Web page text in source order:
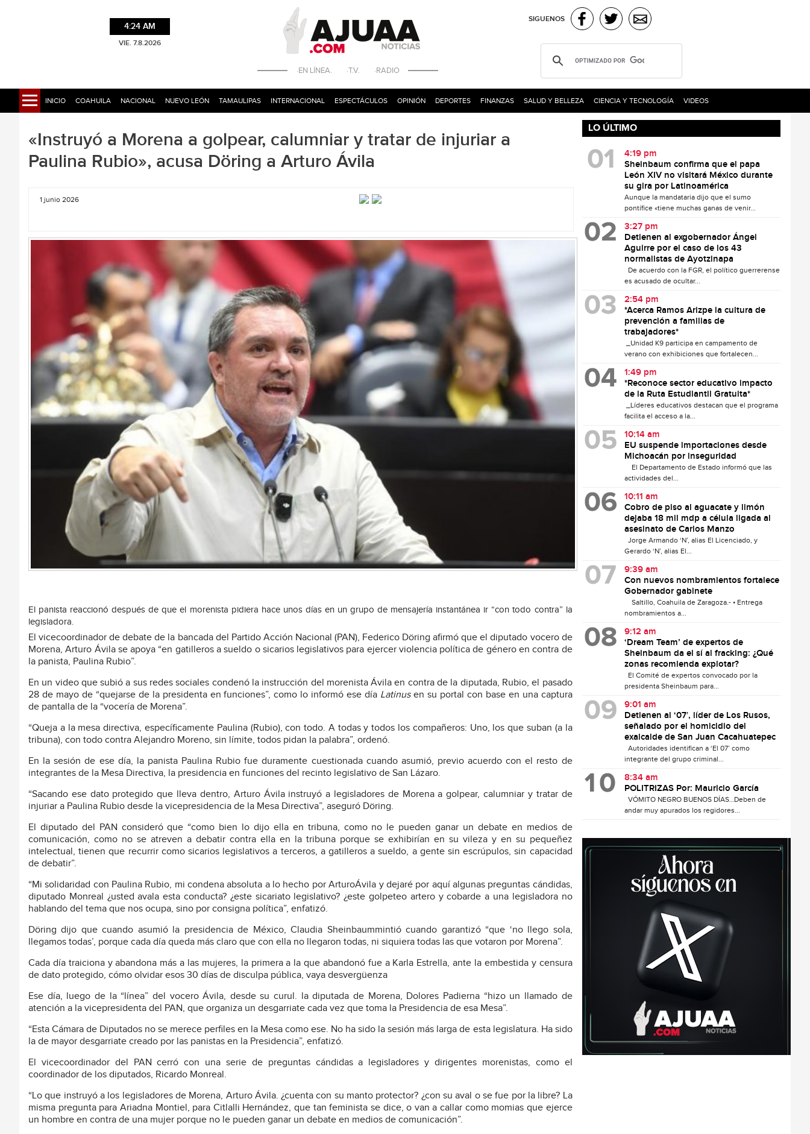
4:24 AM
VIE. 7.8.2026
·EN LÍNEA. ·T.V. ·RADIO
SIGUENOS
INICIO COAHUILA NACIONAL NUEVO LEÓN TAMAULIPAS INTERNACIONAL ESPECTÁCULOS OPINIÓN DEPORTES FINANZAS SALUD Y BELLEZA CIENCIA Y TECNOLOGÍA VIDEOS
«Instruyó a Morena a golpear, calumniar y tratar de injuriar a
Paulina Rubio», acusa Döring a Arturo Ávila
1 junio 2026
El panista reaccionó después de que el morenista pidiera hace unos días en un grupo de mensajería instantánea ir “con todo contra” la
legisladora.
El vicecoordinador de debate de la bancada del Partido Acción Nacional (PAN), Federico Döring afirmó que el diputado vocero de
Morena, Arturo Ávila se apoya “en gatilleros a sueldo o sicarios legislativos para ejercer violencia política de género en contra de
la panista, Paulina Rubio”.
En un video que subió a sus redes sociales condenó la instrucción del morenista Ávila en contra de la diputada, Rubio, el pasado
28 de mayo de “quejarse de la presidenta en funciones”, como lo informó ese día Latinusen su portal con base en una captura
de pantalla de la “vocería de Morena”.
“Queja a la mesa directiva, específicamente Paulina (Rubio), con todo. A todas y todos los compañeros: Uno, los que suban (a la
tribuna), con todo contra Alejandro Moreno, sin límite, todos pidan la palabra”, ordenó.
En la sesión de ese día, la panista Paulina Rubio fue duramente cuestionada cuando asumió, previo acuerdo con el resto de
integrantes de la Mesa Directiva, la presidencia en funciones del recinto legislativo de San Lázaro.
“Sacando ese dato protegido que lleva dentro, Arturo Ávila instruyó a legisladores de Morena a golpear, calumniar y tratar de
injuriar a Paulina Rubio desde la vicepresidencia de la Mesa Directiva”, aseguró Döring.
El diputado del PAN consideró que “como bien lo dijo ella en tribuna, como no le pueden ganar un debate en medios de
comunicación, como no se atreven a debatir contra ella en la tribuna porque se exhibirían en su vileza y en su pequeñez
intelectual, tienen que recurrir como sicarios legislativos a terceros, a gatilleros a sueldo, a gente sin escrúpulos, sin capacidad
de debatir”.
“Mi solidaridad con Paulina Rubio, mi condena absoluta a lo hecho por ArturoÁvila y dejaré por aquí algunas preguntas cándidas,
diputado Monreal ¿usted avala esta conducta? ¿este sicariato legislativo? ¿este golpeteo artero y cobarde a una legisladora no
hablando del tema que nos ocupa, sino por consigna política”, enfatizó.
Döring dijo que cuando asumió la presidencia de México, Claudia Sheinbaummintió cuando garantizó “que ‘no llego sola,
llegamos todas’, porque cada día queda más claro que con ella no llegaron todas, ni siquiera todas las que votaron por Morena”.
Cada día traiciona y abandona más a las mujeres, la primera a la que abandonó fue a Karla Estrella, ante la embestida y censura
de dato protegido, cómo olvidar esos 30 días de disculpa pública, vaya desvergüenza
Ese día, luego de la “línea” del vocero Ávila, desde su curul. la diputada de Morena, Dolores Padierna “hizo un llamado de
atención a la vicepresidenta del PAN, que organiza un desgarriate cada vez que toma la Presidencia de esa Mesa”.
“Esta Cámara de Diputados no se merece perfiles en la Mesa como ese. No ha sido la sesión más larga de esta legislatura. Ha sido
la de mayor desgarriate creado por las panistas en la Presidencia”, enfatizó.
El vicecoordinador del PAN cerró con una serie de preguntas cándidas a legisladores y dirigentes morenistas, como el
coordinador de los diputados, Ricardo Monreal.
“Lo que instruyó a los legisladores de Morena, Arturo Ávila. ¿cuenta con su manto protector? ¿con su aval o se fue por la libre? La
misma pregunta para Ariadna Montiel, para Citlalli Hernández, que tan feminista se dice, o van a callar como momias que ejerce
un hombre en contra de una mujer porque no le pueden ganar un debate en medios de comunicación”.
LO ÚLTIMO
4:19 pm
Sheinbaum confirma que el papa
León XIV no visitará México durante
su gira por Latinoamérica
Aunque la mandataria dijo que el sumo
pontífice «tiene muchas ganas de venir...
3:27 pm
Detienen al exgobernador Ángel
Aguirre por el caso de los 43
normalistas de Ayotzinapa
De acuerdo con la FGR, el político guerrerense
es acusado de ocultar...
2:54 pm
*Acerca Ramos Arizpe la cultura de
prevención a familias de
trabajadores*
_Unidad K9 participa en campamento de
verano con exhibiciones que fortalecen...
1:49 pm
*Reconoce sector educativo impacto
de la Ruta Estudiantil Gratuita*
_Líderes educativos destacan que el programa
facilita el acceso a la...
10:14 am
EU suspende importaciones desde
Michoacán por inseguridad
El Departamento de Estado informó que las
actividades del...
10:11 am
Cobro de piso al aguacate y limón
dejaba 18 mil mdp a célula ligada al
asesinato de Carlos Manzo
Jorge Armando ‘N’, alias El Licenciado, y
Gerardo ‘N’, alias El...
9:39 am
Con nuevos nombramientos fortalece
Gobernador gabinete
Saltillo, Coahuila de Zaragoza.- • Entrega
nombramientos a...
9:12 am
‘Dream Team’ de expertos de
Sheinbaum da el sí al fracking: ¿Qué
zonas recomienda explotar?
El Comité de expertos convocado por la
presidenta Sheinbaum para...
9:01 am
Detienen al ‘07′, líder de Los Rusos,
señalado por el homicidio del
exalcalde de San Juan Cacahuatepec
Autoridades identifican a ‘El 07’ como
integrante del grupo criminal...
8:34 am
POLITRIZAS Por: Mauricio García
VÓMITO NEGRO BUENOS DÍAS…Deben de
andar muy apurados los regidores...